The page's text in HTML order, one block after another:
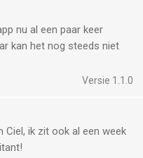
nu al een paar keer
kan het nog steeds niet
app aanklik verdwijnt het
het lijkt mij een leuk spel,
oplossing cq. tip.
Versie 1.1.0
Ciel, ik zit ook al een week